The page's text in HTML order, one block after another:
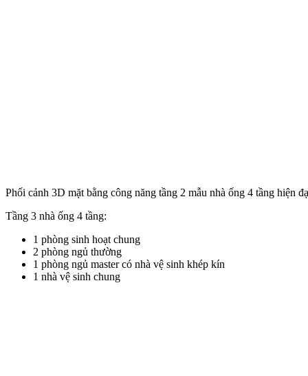
Phối cảnh 3D mặt bằng công năng tầng 2 mẫu nhà ống 4 tầng hiện
Tầng 3 nhà ống 4 tầng:
1 phòng sinh hoạt chung
2 phòng ngủ thường
1 phòng ngủ master có nhà vệ sinh khép kín
1 nhà vệ sinh chung